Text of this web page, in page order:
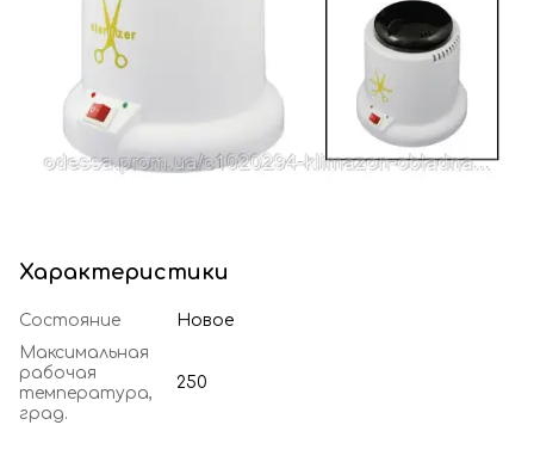
Характеристики
Состояние
Новое
Максимальная
рабочая
температура,
град.
250